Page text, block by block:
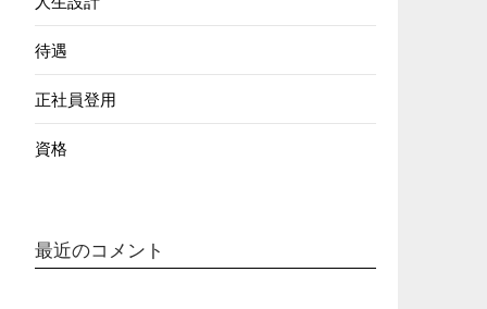
待遇
正社員登用
資格
最近のコメント